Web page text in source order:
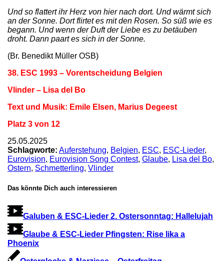
Und so flattert ihr Herz von hier nach dort. Und wärmt sich
an der Sonne. Dort flirtet es mit den Rosen. So süß wie es
begann. Und wenn der Duft der Liebe es zu betäuben
droht. Dann paart es sich in der Sonne.
(Br. Benedikt Müller OSB)
38. ESC 1993 – Vorentscheidung Belgien
Vlinder – Lisa del Bo
Text und Musik: Emile Elsen, Marius Degeest
Platz 3 von 12
25.05.2025
Schlagworte: Auferstehung, Belgien, ESC, ESC-Lieder,
Eurovision, Eurovision Song Contest, Glaube, Lisa del Bo,
Ostern, Schmetterling, Vlinder
Das könnte Dich auch interessieren
Galuben & ESC-Lieder 2. Ostersonntag: Hallelujah
Glaube & ESC-Lieder Pfingsten: Rise lika a
Phoenix